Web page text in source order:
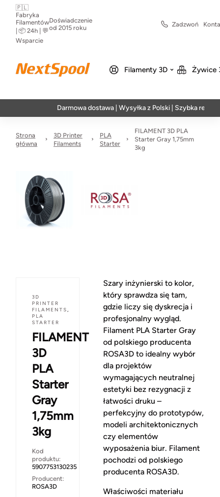
🇵🇱
Fabryka
Filamentów
| 📦 24h | 💬
Wsparcie
Doświadczenie
od 2015 roku
Zadzwoń
Filamenty 3D Żywice
Darmowa dostawa | Wysyłka z Polski | Szybka realizacja w
Strona
główna
3D Printer
Filaments
PLA
Starter
FILAMENT 3D PLA
Starter Gray 1,75mm
3kg
3D
PRINTER
FILAMENTS,
PLA
STARTER
FILAMENT
3D
PLA
Starter
Gray
1,75mm
3kg
Kod
produktu:
5907753130235
Producent:
ROSA3D
Szary inżynierski to kolor,
który sprawdza się tam,
gdzie liczy się dyskrecja i
profesjonalny wygląd.
Filament PLA Starter Gray
od polskiego producenta
ROSA3D to idealny wybór
dla projektów
wymagających neutralnej
estetyki bez rezygnacji z
łatwości druku –
perfekcyjny do prototypów,
modeli architektonicznych
czy elementów
wyposażenia biur. Filament
pochodzi od polskiego
producenta ROSA3D.
Właściwości materiału